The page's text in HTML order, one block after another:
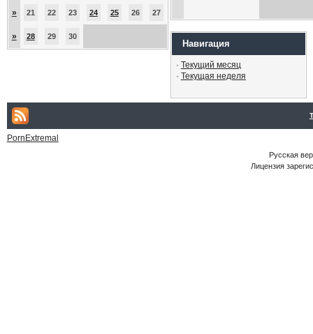
» 21 22 23 24 25 26 27
» 28 29 30
Навигация
· Текущий месяц
· Текущая неделя
PornExtremal
Русская
Лицензия